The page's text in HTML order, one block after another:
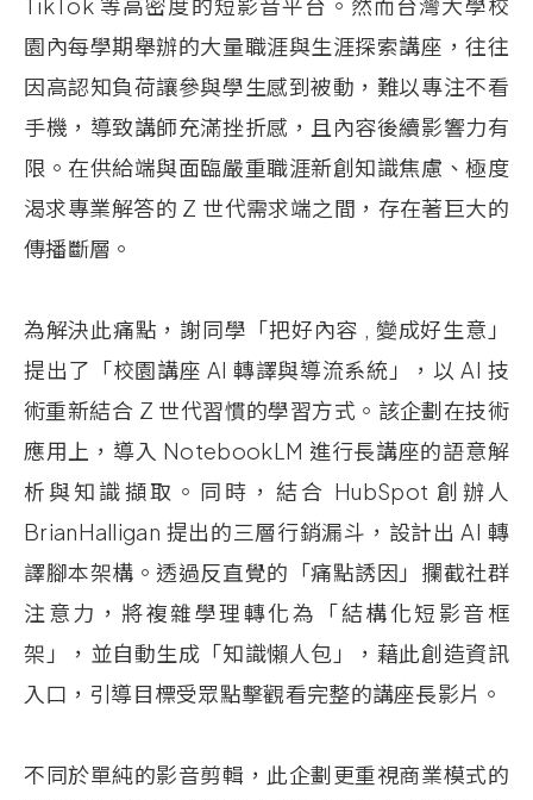
TikTok 等高密度的短影音平台。然而台灣大學校
園內每學期舉辦的大量職涯與生涯探索講座，往往
因高認知負荷讓參與學生感到被動，難以專注不看
手機，導致講師充滿挫折感，且內容後續影響力有
限。在供給端與面臨嚴重職涯新創知識焦慮、極度
渴求專業解答的 Z 世代需求端之間，存在著巨大的
傳播斷層。
為解決此痛點，謝同學「把好內容 , 變成好生意」
提出了「校園講座 AI 轉譯與導流系統」，以 AI 技
術重新結合 Z 世代習慣的學習方式。該企劃在技術
應用上，導入 NotebookLM 進行長講座的語意解
析與知識擷取。同時，結合 HubSpot 創辦人
BrianHalligan 提出的三層行銷漏斗，設計出 AI 轉
譯腳本架構。透過反直覺的「痛點誘因」攔截社群
注意力，將複雜學理轉化為「結構化短影音框
架」，並自動生成「知識懶人包」，藉此創造資訊
入口，引導目標受眾點擊觀看完整的講座長影片。
不同於單純的影音剪輯，此企劃更重視商業模式的